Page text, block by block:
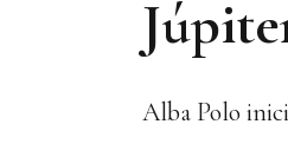
Alba Polo